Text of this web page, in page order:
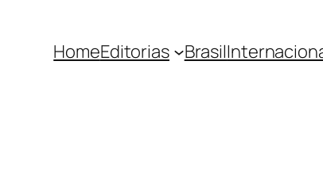
HomeEditorias Brasil